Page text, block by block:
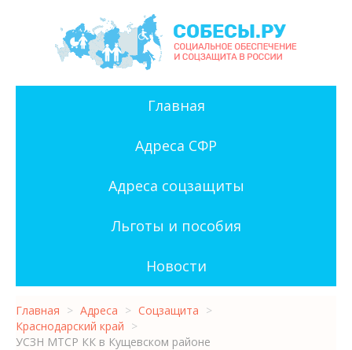
Главная
Адреса СФР
Адреса соцзащиты
Льготы и пособия
Новости
Главная > Адреса > Соцзащита >
Краснодарский край >
УСЗН МТСР КК в Кущевском районе